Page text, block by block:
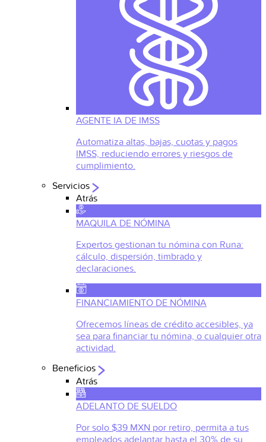
AGENTE IA DE IMSS
Automatiza altas, bajas, cuotas y pagos
IMSS, reduciendo errores y riesgos de
cumplimiento.
Servicios
Atrás
MAQUILA DE NÓMINA
Expertos gestionan tu nómina con Runa:
cálculo, dispersión, timbrado y
declaraciones.
FINANCIAMIENTO DE NÓMINA
Ofrecemos líneas de crédito accesibles, ya
sea para financiar tu nómina, o cualquier otra
actividad.
Beneficios
Atrás
ADELANTO DE SUELDO
Por solo $39 MXN por retiro, permita a tus
empleados adelantar hasta el 30% de su